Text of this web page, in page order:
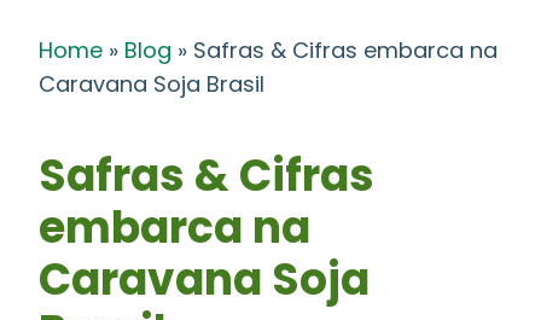
Home » Blog » Safras & Cifras embarca na
Caravana Soja Brasil
Safras & Cifras
embarca na
Caravana Soja